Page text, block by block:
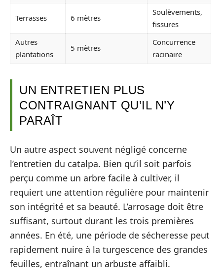
Terrasses 6 mètres
Soulèvements,
fissures
Autres
plantations
5 mètres
Concurrence
racinaire
UN ENTRETIEN PLUS
CONTRAIGNANT QU’IL N’Y
PARAÎT
Un autre aspect souvent négligé concerne
l’entretien du catalpa. Bien qu’il soit parfois
perçu comme un arbre facile à cultiver, il
requiert une attention régulière pour maintenir
son intégrité et sa beauté. L’arrosage doit être
suffisant, surtout durant les trois premières
années. En été, une période de sécheresse peut
rapidement nuire à la turgescence des grandes
feuilles, entraînant un arbuste affaibli.